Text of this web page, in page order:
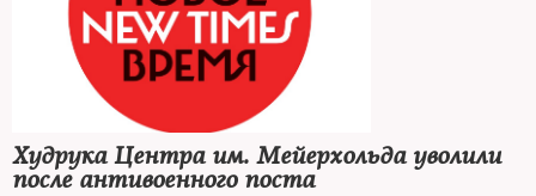
Худрука Центра им. Мейерхольда уволили
после антивоенного поста